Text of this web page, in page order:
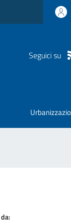
Seguici su